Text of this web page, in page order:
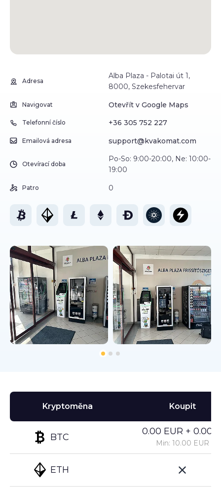
Adresa
Alba Plaza - Palotai út 1,
8000, Szekesfehervar
Navigovat Otevřít v Google Maps
Telefonní číslo +36 305 752 227
Emailová adresa support@kvakomat.com
Otevírací doba
Po-So: 9:00-20:00, Ne: 10:00-
19:00
Patro 0
Kryptoměna
BTC
ETH
Koupit
0.00 EUR +
Min: 10.00 EUR